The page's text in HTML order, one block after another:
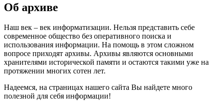
Об архиве
Наш век – век информатизации. Нельзя представить себе
современное общество без оперативного поиска и
использования информации. На помощь в этом сложном
вопросе приходят архивы. Архивы являются основными
хранителями исторической памяти и остаются такими уже на
протяжении многих сотен лет.
Надеемся, на страницах нашего сайта Вы найдете много
полезной для себя информации!